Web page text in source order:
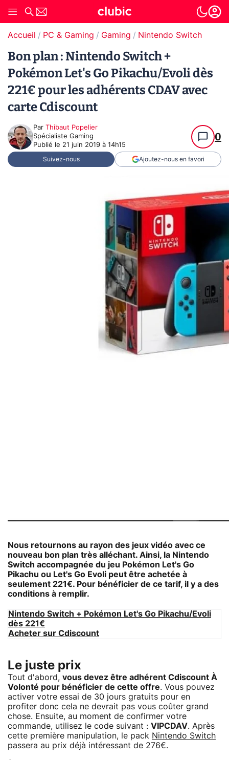
Accueil PC & Gaming Gaming Nintendo Switch
Bon plan : Nintendo Switch +
Pokémon Let's Go Pikachu/Evoli dès
221€ pour les adhérents CDAV avec
carte Cdiscount
Par Thibaut Popelier
Spécialiste Gaming
Publié le 21 juin 2019 à 14h15
0
Suivez-nous Ajoutez-nous en favori
Nous retournons au rayon des jeux vidéo avec ce
nouveau bon plan très alléchant. Ainsi, la Nintendo
Switch accompagnée du jeu Pokémon Let's Go
Pikachu ou Let's Go Evoli peut être achetée à
seulement 221€. Pour bénéficier de ce tarif, il y a des
conditions à remplir.
Nintendo Switch + Pokémon Let's Go Pikachu/Evoli
dès 221€
Acheter sur Cdiscount
Le juste prix
Tout d'abord, vous devez être adhérent Cdiscount À
Volonté pour bénéficier de cette offre. Vous pouvez
activer votre essai de 30 jours gratuits pour en
profiter donc cela ne devrait pas vous coûter grand
chose. Ensuite, au moment de confirmer votre
commande, utilisez le code suivant : VIPCDAV. Après
cette première manipulation, le pack Nintendo Switch
passera au prix déjà intéressant de 276€.